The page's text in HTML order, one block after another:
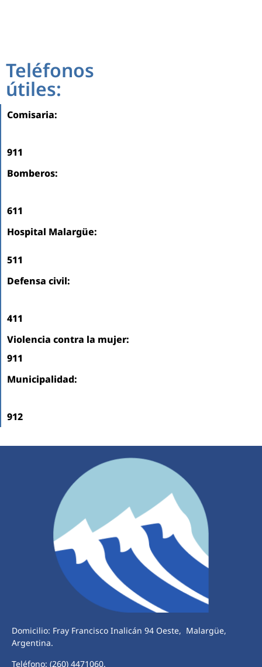
Teléfonos
útiles:
Comisaria:
911
Bomberos:
611
Hospital Malargüe:
511
Defensa civil:
411
Violencia contra la mujer:
911
Municipalidad:
912
Domicilio: Fray Francisco Inalicán 94 Oeste, Malargüe,
Argentina.
Teléfono: (260) 4471060.